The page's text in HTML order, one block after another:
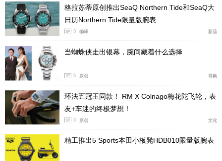
格拉苏蒂原创推出SeaQ Northern Tide和SeaQ大
日历Northern Tide限量版腕表
3 编译 新品
当蜘蛛侠走出银幕，腕间藏着什么选择
5 原创 导购
环法五冠王同款！ RM X Colnago梅花陀飞轮，表
友+车迷的终极梦想！
3 原创 文化
精工推出5 Sports本田小板凳HDB010限量版腕表